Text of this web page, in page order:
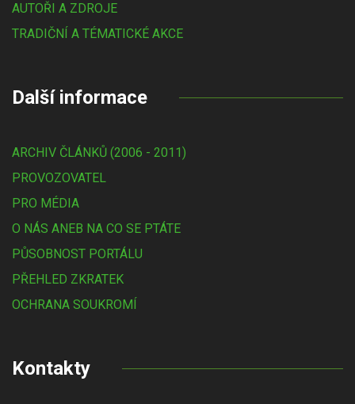
AUTOŘI A ZDROJE
TRADIČNÍ A TÉMATICKÉ AKCE
Další informace
ARCHIV ČLÁNKŮ (2006 - 2011)
PROVOZOVATEL
PRO MÉDIA
O NÁS ANEB NA CO SE PTÁTE
PŮSOBNOST PORTÁLU
PŘEHLED ZKRATEK
OCHRANA SOUKROMÍ
Kontakty